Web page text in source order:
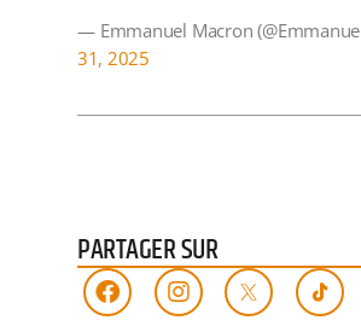
— Emmanuel Macron
31, 2025
PARTAGER SUR